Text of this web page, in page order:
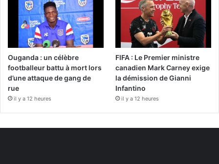
Ouganda : un célèbre
footballeur battu à mort lors
d’une attaque de gang de
rue
il y a 12 heures
FIFA : Le Premier ministre
canadien Mark Carney exige
la démission de Gianni
Infantino
il y a 12 heures